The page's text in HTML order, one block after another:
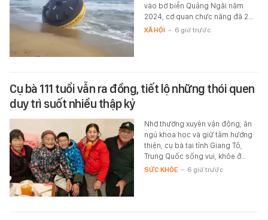
vào bờ biển Quảng Ngãi năm
2024, cơ quan chức năng đã 2…
XÃ HỘI - 6 giờ trước
Cụ bà 111 tuổi vẫn ra đồng, tiết lộ những thói quen
duy trì suốt nhiều thập kỷ
Nhờ thường xuyên vận động, ăn
ngủ khoa học và giữ tâm hướng
thiện, cụ bà tại tỉnh Giang Tô,
Trung Quốc sống vui, khỏe ở…
SỨC KHỎE - 6 giờ trước